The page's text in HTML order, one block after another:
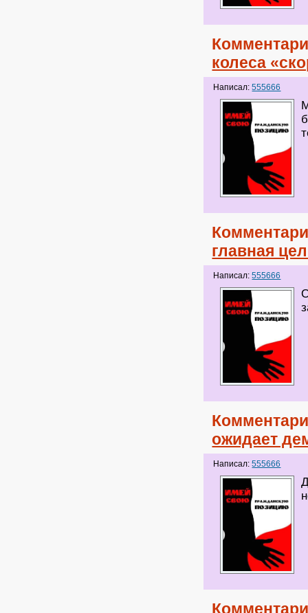
колеса
Написал:555666
главная
Написал:555666
ожидает
Написал:555666